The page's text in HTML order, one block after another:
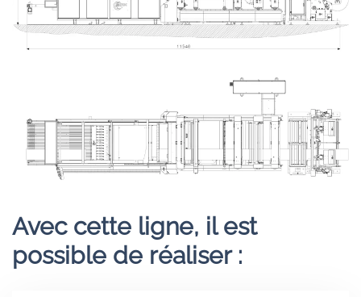
Avec cette ligne, il est
possible de réaliser :